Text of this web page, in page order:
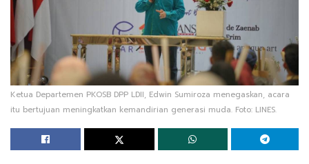
Ketua Departemen PKOSB DPP LDII, Edwin Sumiroza menegaskan, acara
itu bertujuan meningkatkan kemandirian generasi muda. Foto: LINES.